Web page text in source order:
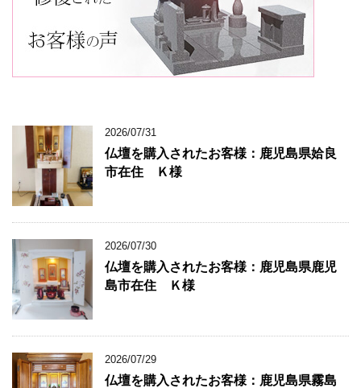
2026/07/31
仏壇を購入されたお客様：鹿児島県姶良
市在住 Ｋ様
2026/07/30
仏壇を購入されたお客様：鹿児島県鹿児
島市在住 Ｋ様
2026/07/29
仏壇を購入されたお客様：鹿児島県霧島